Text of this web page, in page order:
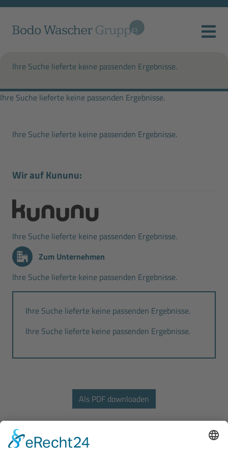
Ihre Suche lieferte keine passenden Ergebnisse.
Ihre Suche lieferte keine passenden Ergebnisse.
Ihre Suche lieferte keine passenden Ergebnisse.
Wir auf Kununu:
Ihre Suche lieferte keine passenden Ergebnisse.
Zum Unternehmen
Ihre Suche lieferte keine passenden Ergebnisse.
Ihre Suche lieferte keine passenden Ergebnisse.
Ihre Suche lieferte keine passenden Ergebnisse.